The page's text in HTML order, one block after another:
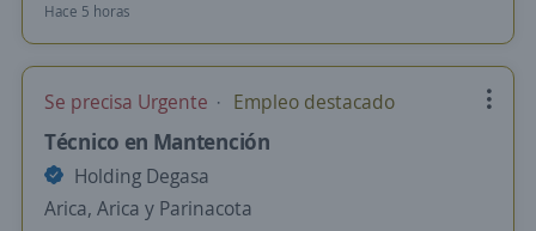
Hace 5 horas
Se precisa Urgente Empleo destacado
Técnico en Mantención
Holding Degasa
Arica, Arica y Parinacota